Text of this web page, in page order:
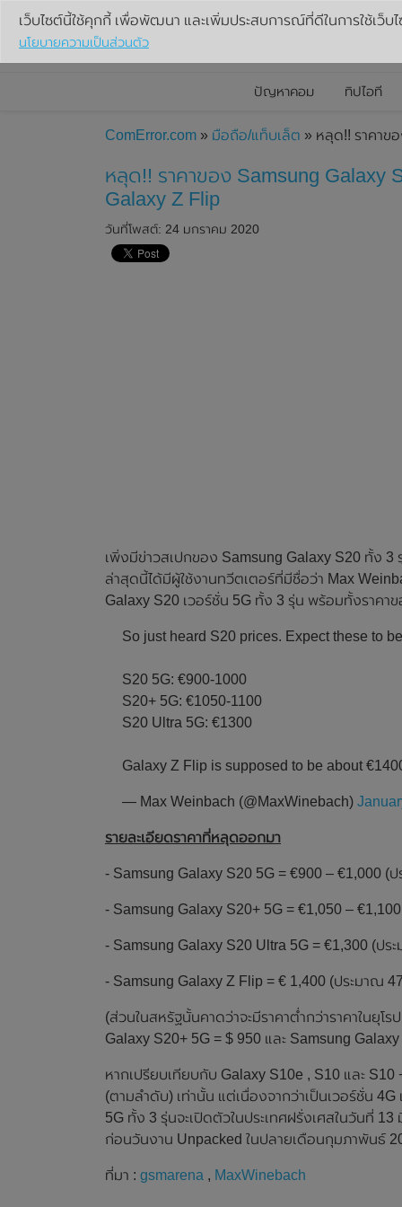
ปัญหาคอม ทิปไอที
ComError.com » มือถือ/แท็บเล็ต » หลุด!! ราคาข
หลุด!! ราคาของ Samsung Galaxy
Galaxy Z Flip
วันที่โพสต์: 24 มกราคม 2020
เพิ่งมีข่าวสเปกของ Samsung Galaxy S20 ทั้ง
ล่าสุดนี้ได้มีผู้ใช้งานทวีตเตอร์ที่มีชื่อว่า Max
Galaxy S20 เวอร์ชั่น 5G ทั้ง 3 รุ่น พร้อมทั้งราคา
So just heard S20 prices. Expect these to
S20 5G: €900-1000
S20+ 5G: €1050-1100
S20 Ultra 5G: €1300
Galaxy Z Flip is supposed to be about
— Max Weinbach (@MaxWinebach)
รายละเอียดราคาที่หลุดออกมา
- Samsung Galaxy S20 5G = €900 – €1,000 (
- Samsung Galaxy S20+ 5G = €1,050 –
- Samsung Galaxy S20 Ultra 5G = €1,300 (ปร
- Samsung Galaxy Z Flip = € 1,400 (ประมาณ
(ส่วนในสหรัฐนั้นคาดว่าจะมีราคาต่ำกว่าราคาในยุโ
Galaxy S20+ 5G = $ 950 และ Samsung
หากเปรียบเทียบกับ Galaxy S10e , S10 และ
(ตามลำดับ) เท่านั้น แต่เนื่องจากว่าเป็นเวอร์ชั่น
5G ทั้ง 3 รุ่นจะเปิดตัวในประเทศฝรั่งเศสในวันที่
ก่อนวันงาน Unpacked ในปลายเดือนกุมภาพันธ์
ที่มา : gsmarena , MaxWinebach
เว็บไซต์นี้ใช้คุกกี้ เพื่อพัฒนา และเพิ่มประสบการณ์ที่ดีในการใช้เว็บ
นโยบายความเป็นส่วนตัว